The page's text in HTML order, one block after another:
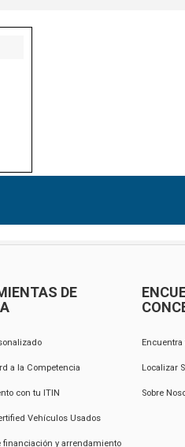
DE
a la Competencia
con tu ITIN
Vehículos Usados
financiación y arrendamiento
Localizar
Sobre